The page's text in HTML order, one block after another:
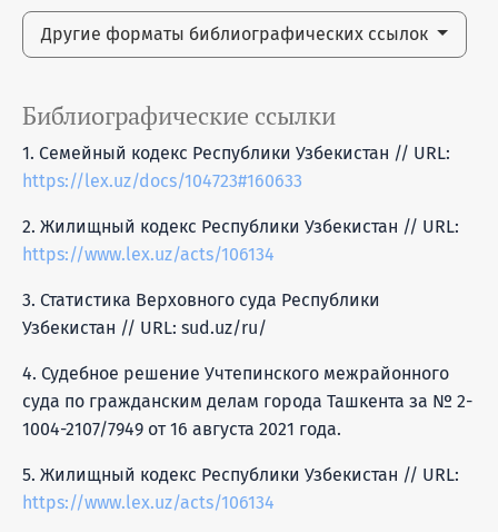
Другие форматы библиографических ссылок
Библиографические ссылки
1. Семейный кодекс Республики Узбекистан // URL:
https://lex.uz/docs/104723#160633
2. Жилищный кодекс Республики Узбекистан // URL:
https://www.lex.uz/acts/106134
3. Статистика Верховного суда Республики
Узбекистан // URL: sud.uz/ru/
4. Судебное решение Учтепинского межрайонного
суда по гражданским делам города Ташкента за № 2-
1004-2107/7949 от 16 августа 2021 года.
5. Жилищный кодекс Республики Узбекистан // URL:
https://www.lex.uz/acts/106134